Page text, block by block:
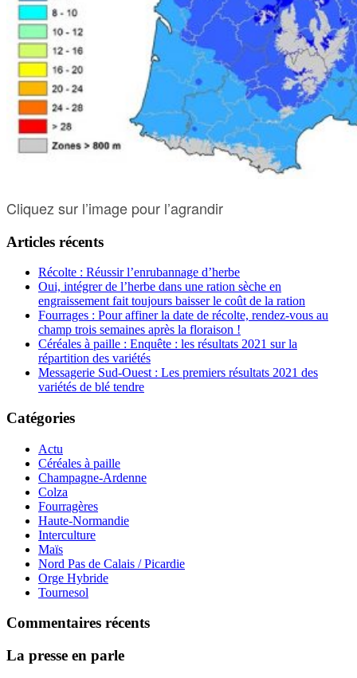
Cliquez sur l’image pour l’agrandir
Articles récents
Récolte : Réussir l’enrubannage d’herbe
Oui, intégrer de l’herbe dans une ration sèche en
engraissement fait toujours baisser le coût de la ration
Fourrages : Pour affiner la date de récolte, rendez-vous au
champ trois semaines après la floraison !
Céréales à paille : Enquête : les résultats 2021 sur la
répartition des variétés
Messagerie Sud-Ouest : Les premiers résultats 2021 des
variétés de blé tendre
Catégories
Actu
Céréales à paille
Champagne-Ardenne
Colza
Fourragères
Haute-Normandie
Interculture
Maïs
Nord Pas de Calais / Picardie
Orge Hybride
Tournesol
Commentaires récents
La presse en parle